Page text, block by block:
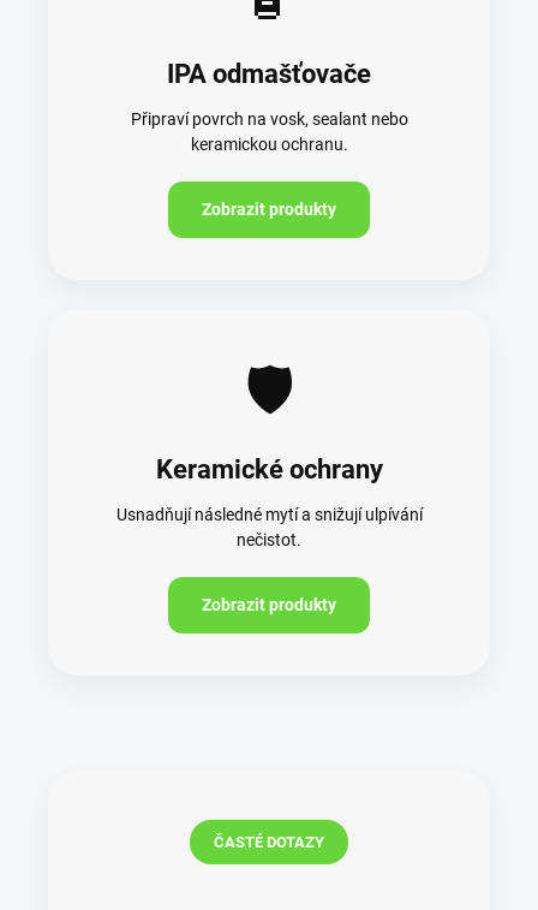
IPA odmašťovače
Připraví povrch na vosk, sealant nebo
keramickou ochranu.
Zobrazit produkty
🛡️
Keramické ochrany
Usnadňují následné mytí a snižují ulpívání
nečistot.
Zobrazit produkty
ČASTÉ DOTAZY